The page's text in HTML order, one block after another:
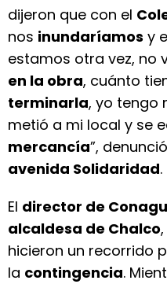
dijeron que con el
nos inundaríamos y
estamos otra vez, no
en la obra, cuánto
terminarla, yo tengo
metió a mi local y se
mercancía”, denunció
avenida Solidaridad.
El director de
alcaldesa de Chalco,
hicieron un recorrido
la contingencia.